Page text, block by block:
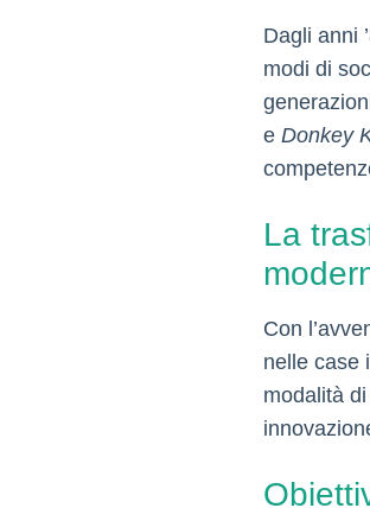
Dagli anni
modi di
e Donkey
La
Con
nelle case
modalità